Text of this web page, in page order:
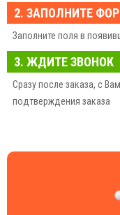
2. ЗАПОЛНИТЕ
Заполните поля в
3. ЖДИТЕ ЗВОНОК
Сразу после заказа, с
подтверждения заказа